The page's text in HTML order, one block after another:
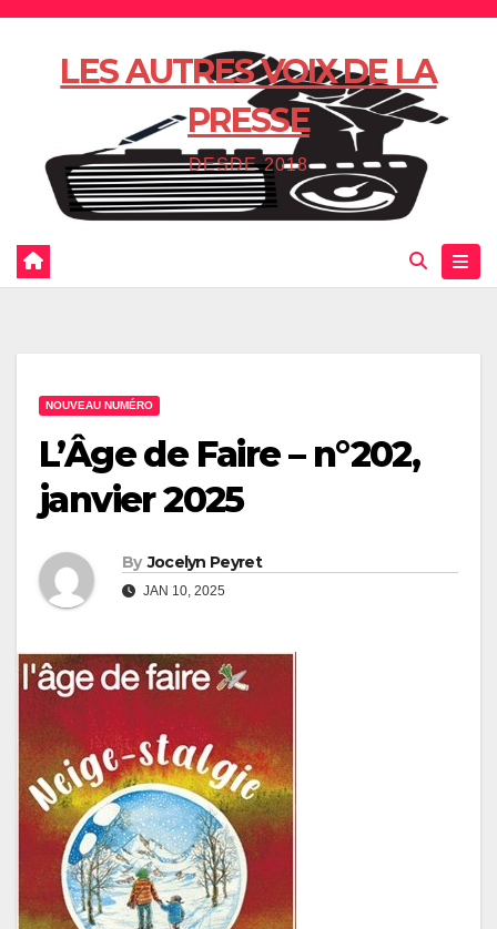
Skip
LES AUTRES VOIX DE LA
PRESSE
DESDE 2018
NOUVEAU NUMÉRO
L’Âge de Faire – n°202,
janvier 2025
By Jocelyn Peyret
JAN 10, 2025